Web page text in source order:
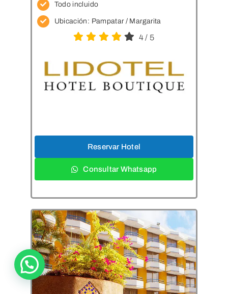
Todo incluido
Ubicación: Pampatar/ Margarita
4/ 5
Reservar Hotel
Consultar Whatsapp